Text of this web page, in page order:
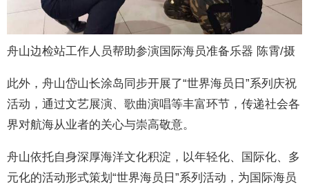
舟山边检站工作人员帮助参演国际海员准备乐器 陈霄/摄
此外，舟山岱山长涂岛同步开展了“世界海员日”系列庆祝
活动，通过文艺展演、歌曲演唱等丰富环节，传递社会各
界对航海从业者的关心与崇高敬意。
舟山依托自身深厚海洋文化积淀，以年轻化、国际化、多
元化的活动形式策划“世界海员日”系列活动，为国际海员